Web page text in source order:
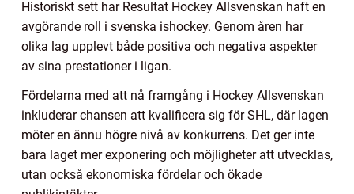
Historiskt sett har Resultat Hockey Allsvenskan haft en
avgörande roll i svenska ishockey. Genom åren har
olika lag upplevt både positiva och negativa aspekter
av sina prestationer i ligan.
Fördelarna med att nå framgång i Hockey Allsvenskan
inkluderar chansen att kvalificera sig för SHL, där lagen
möter en ännu högre nivå av konkurrens. Det ger inte
bara laget mer exponering och möjligheter att utvecklas,
utan också ekonomiska fördelar och ökade